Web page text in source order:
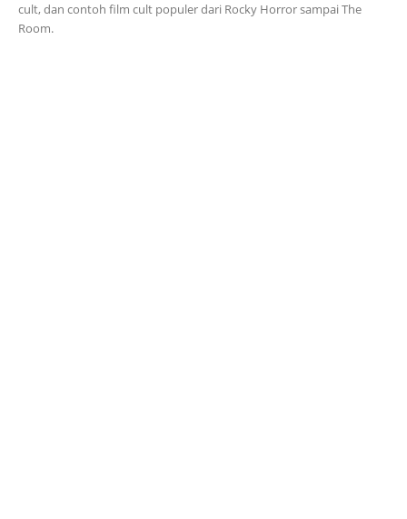
cult, dan contoh film cult populer dari Rocky Horror sampai The
Room.